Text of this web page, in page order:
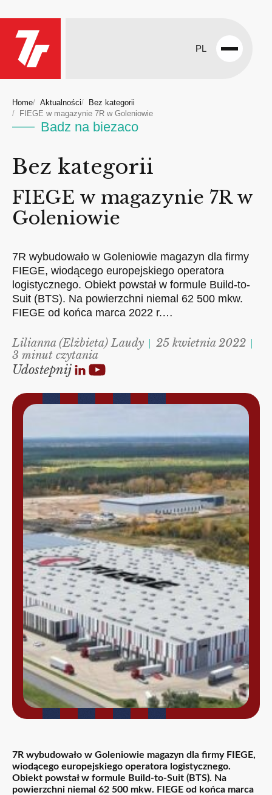
PL
Open
Home Aktualności
Bez kategorii
FIEGE w magazynie 7R w Goleniowie
Badz na biezaco
Bez kategorii
FIEGE w magazynie 7R w
Goleniowie
7R wybudowało w Goleniowie magazyn dla firmy
FIEGE, wiodącego europejskiego operatora
logistycznego. Obiekt powstał w formule Build-to-
Suit (BTS). Na powierzchni niemal 62 500 mkw.
FIEGE od końca marca 2022 r.…
Lilianna (Elżbieta) Laudy
25 kwietnia 2022
3 minut czytania
Udostepnij
7R wybudowało w Goleniowie magazyn dla firmy FIEGE,
wiodącego europejskiego operatora logistycznego.
Obiekt powstał w formule Build-to-Suit (BTS). Na
powierzchni niemal 62 500 mkw. FIEGE od końca marca